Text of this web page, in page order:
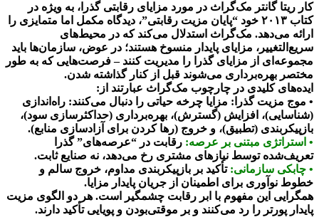
کار ریتا گانتر مک‌گراث در مورد مزایای رقابتی گذرا، به ویژه در
کتاب ۲۰۱۳ خود “پایان مزیت رقابتی”، دیدگاه مکمل اما متمایزی را
ارائه می‌دهد. مک‌گراث استدلال می‌کند که در محیط‌های
سریع‌التغییر، مزایای پایدار منسوخ هستند؛ در عوض، سازمان‌ها باید
مجموعه‌ای از مزایای گذرا را مدیریت کنند – فرصت‌هایی که به طور
مختصر بهره‌برداری می‌شوند قبل از کنار گذاشته شدن.
ایده‌های کلیدی در چارچوب مک‌گراث عبارتند از:
• موج مزیت گذرا: مزایا چرخه حیاتی را دنبال می‌کنند: راه‌اندازی
(شناسایی)، افزایش (گسترش)، بهره‌برداری (حداکثرسازی سود)،
بازپیکربندی (تطبیق)، و خروج (رها کردن برای آزادسازی منابع).
• استراتژی مبتنی بر عرصه: رقابت در “عرصه‌های” گذرا
تعریف‌شده توسط نیازهای مشتری رخ می‌دهد، نه صنایع ثابت.
• چابکی سازمانی: تأکید بر بازپیکربندی مداوم، خروج سالم و
خطوط نوآوری برای اطمینان از جریان پایدار مزایا.
همگرایی این مفهوم با ابر رقابت چشمگیر است. هر دو الگوی مزیت
پایدار پورتر را رد می‌کنند و بر موقتی‌بودن و پویایی تأکید دارند.